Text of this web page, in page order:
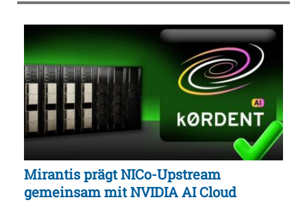
Mirantis prägt NICo-Upstream
gemeinsam mit NVIDIA AI Cloud